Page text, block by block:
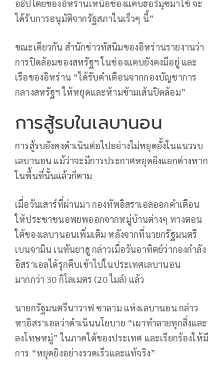
อธิปไตยของอิหร่านเหนือช่องแคบฮอร์มุซมาใช้ จะ
ได้รับการอนุมัติจากรัฐสภาในเร็วๆ นี้”
ขณะเดียวกัน สำนักข่าวทัสนิมของอิหร่านรายงานว่า
การปิดล้อมของสหรัฐฯ ในช่องแคบยังคงมีอยู่ และ
เรือของอิหร่าน “ได้รับคำเตือนจากกองบัญชาการ
กลางสหรัฐฯ ให้หยุดและห้ามข้ามเส้นปิดล้อม”
การสู้รบในเลบานอน
การสู้รบยังคงดำเนินต่อไปอย่างไม่หยุดยั้งในแนวรบ
เลบานอน แม้ว่าจะมีการประกาศหยุดยิงแยกต่างหาก
ในพื้นที่นั้นแล้วก็ตาม
เมื่อวันเสาร์ที่ผ่านมา กองทัพอิสราเอลออกคำเตือน
ให้ประชาชนอพยพออกจากหมู่บ้านต่างๆ ทางตอน
ใต้ของเลบานอนเพิ่มเติม หลังจากที่นายกรัฐมนตรี
เบนจามิน เนทันยาฮู กล่าวเมื่อวันอาทิตย์ว่ากองกำลัง
อิสราเอลได้รุกคืบเข้าไปในประเทศเลบานอน
มากกว่า 30 กิโลเมตร (20 ไมล์) แล้ว
นายกรัฐมนตรีนาวาฟ ซาลาม แห่งเลบานอน กล่าว
หาอิสราเอลว่าดำเนินนโยบาย “เผาทำลายทุกสิ่งและ
ลงโทษหมู่” ในภาคใต้ของประเทศ และเรียกร้องให้มี
การ “หยุดยิงอย่างรวดเร็วและแท้จริง”